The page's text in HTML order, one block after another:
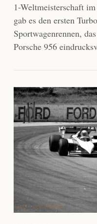
1-Weltmeisterschaft
gab es den ersten
Sportwagenrennen,
Porsche 956